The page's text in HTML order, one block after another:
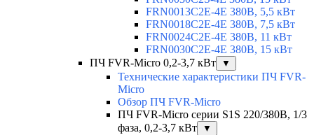
FRN0013C2E-4E 380В, 5,5 кВт
FRN0018C2E-4E 380В, 7,5 кВт
FRN0024C2E-4E 380В, 11 кВт
FRN0030C2E-4E 380В, 15 кВт
ПЧ FVR-Micro 0,2-3,7 кВт
▼
Технические характеристики ПЧ FVR-
Micro
Обзор ПЧ FVR-Micro
ПЧ FVR-Micro серии S1S 220/380В, 1/3
фаза, 0,2-3,7 кВт
▼